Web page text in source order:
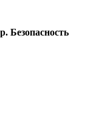
Безопасность